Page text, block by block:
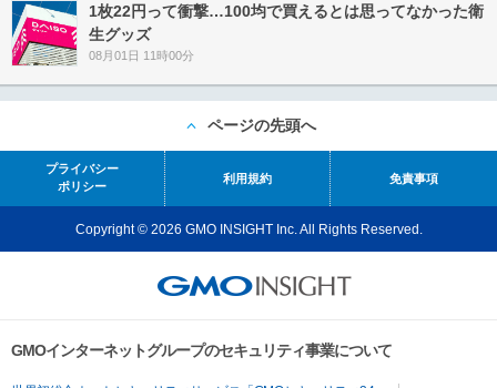
1枚22円って衝撃…100均で買えるとは思ってなかった衛
生グッズ
08月01日 11時00分
ページの先頭へ
プライバシー
ポリシー
利用規約 免責事項
Copyright © 2026 GMO INSIGHT Inc. All Rights Reserved.
GMOインターネットグループのセキュリティ事業について